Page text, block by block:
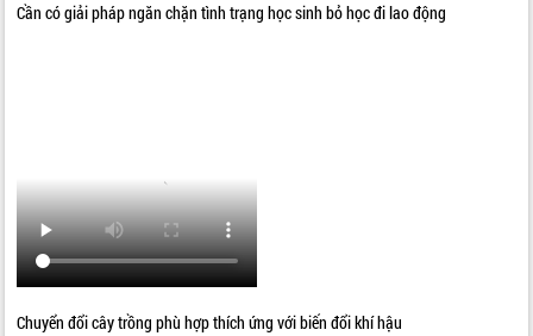
Cần có giải pháp ngăn chặn tình trạng học sinh bỏ học đi lao động
Chuyển đổi cây trồng phù hợp thích ứng với biến đổi khí hậu